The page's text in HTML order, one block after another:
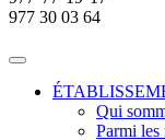
977 30 03 64
Qui
Parmi les